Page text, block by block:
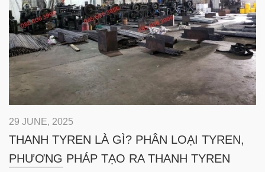
29 JUNE, 2025
THANH TYREN LÀ GÌ? PHÂN LOẠI TYREN,
PHƯƠNG PHÁP TẠO RA THANH TYREN